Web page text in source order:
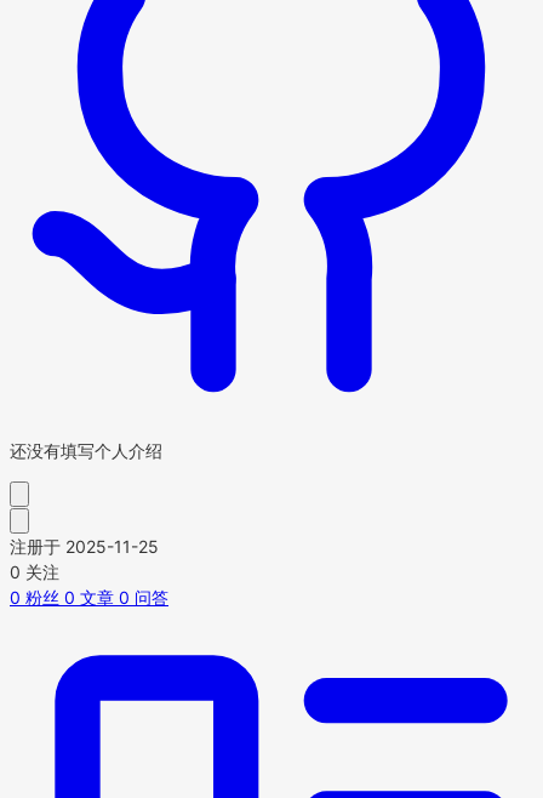
还没有填写个人介绍
注册于 2025-11-25
0 关注
0 粉丝 0 文章 0 问答